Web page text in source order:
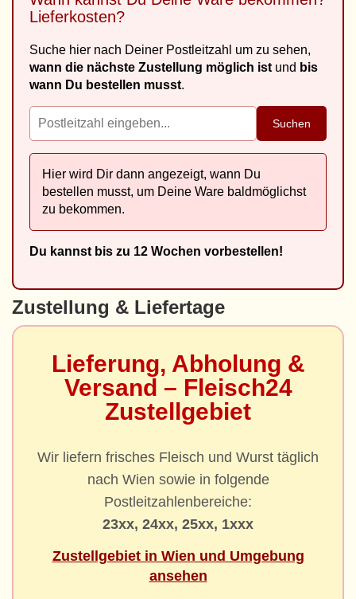
Lieferkosten?
Suche hier nach Deiner Postleitzahl um zu sehen,
wann die nächste Zustellung möglich ist und bis
wann Du bestellen musst.
Suchen
Hier wird Dir dann angezeigt, wann Du
bestellen musst, um Deine Ware baldmöglichst
zu bekommen.
Du kannst bis zu 12 Wochen vorbestellen!
Zustellung & Liefertage
Lieferung, Abholung &
Versand – Fleisch24
Zustellgebiet
Wir liefern frisches Fleisch und Wurst täglich
nach Wien sowie in folgende
Postleitzahlenbereiche:
23xx, 24xx, 25xx, 1xxx
Zustellgebiet in Wien und Umgebung
ansehen